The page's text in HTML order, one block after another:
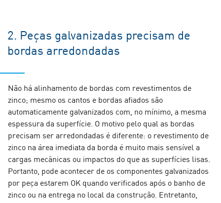
2. Peças galvanizadas precisam de
bordas arredondadas
Não há alinhamento de bordas com revestimentos de
zinco; mesmo os cantos e bordas afiados são
automaticamente galvanizados com, no mínimo, a mesma
espessura da superfície. O motivo pelo qual as bordas
precisam ser arredondadas é diferente: o revestimento de
zinco na área imediata da borda é muito mais sensível a
cargas mecânicas ou impactos do que as superfícies lisas.
Portanto, pode acontecer de os componentes galvanizados
por peça estarem OK quando verificados após o banho de
zinco ou na entrega no local da construção. Entretanto,